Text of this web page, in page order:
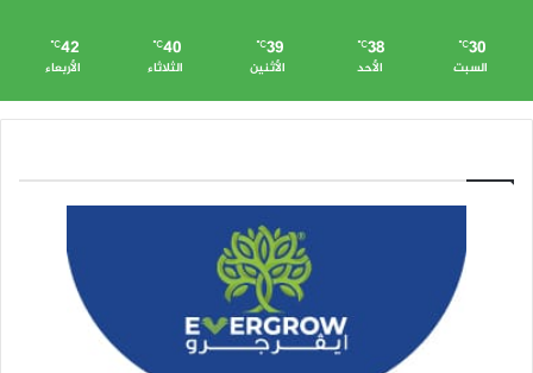
30
℃
السبت
38
℃
الأحد
39
℃
الأثنين
40
℃
الثلاثاء
42
℃
الأربعاء